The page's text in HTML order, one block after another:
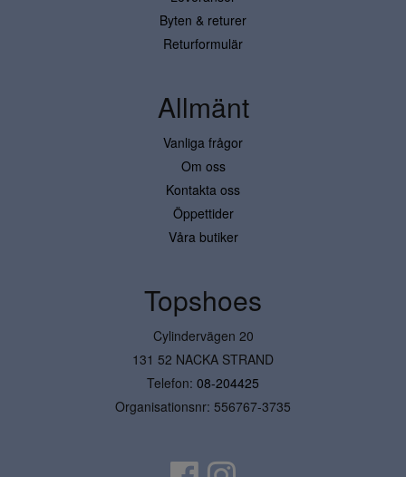
Byten & returer
Returformulär
Allmänt
Vanliga frågor
Om oss
Kontakta oss
Öppettider
Våra butiker
Topshoes
Cylindervägen 20
131 52 NACKA STRAND
Telefon: 08-204425
Organisationsnr: 556767-3735